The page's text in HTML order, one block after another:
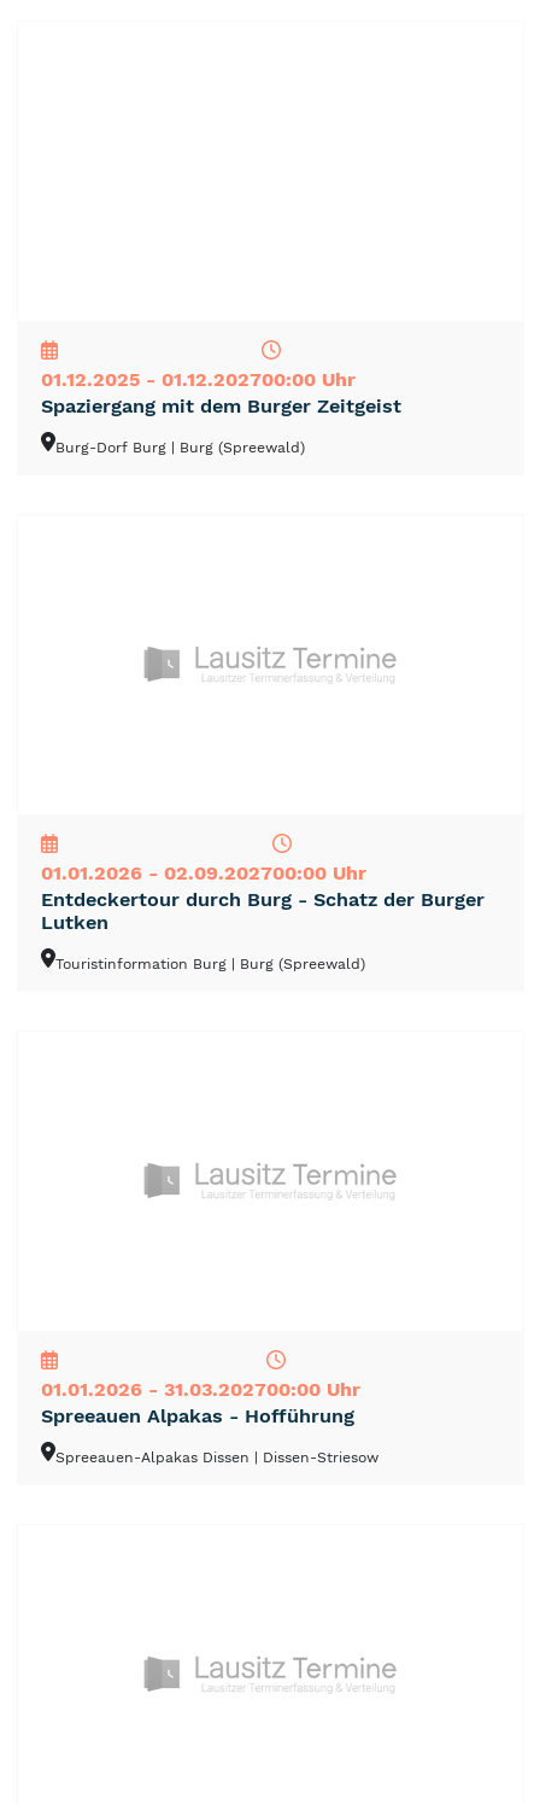
01.12.2025 - 01.12.202700:00 Uhr
Spaziergang mit dem Burger Zeitgeist
Burg-Dorf Burg | Burg (Spreewald)
01.01.2026 - 02.09.202700:00 Uhr
Entdeckertour durch Burg - Schatz der Burger
Lutken
Touristinformation Burg | Burg (Spreewald)
01.01.2026 - 31.03.202700:00 Uhr
Spreeauen Alpakas - Hofführung
Spreeauen-Alpakas Dissen | Dissen-Striesow